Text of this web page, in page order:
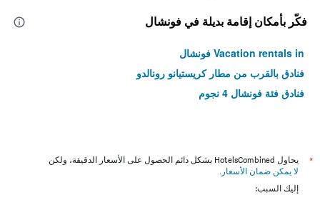
فكّر بأمكان إقامة بديلة في فونشال
Vacation rentals in فونشال
فنادق بالقرب من مطار كريستيانو رونالدو
فنادق فئة فونشال 4 نجوم
*
يحاول HotelsCombined بشكل دائم الحصول على الأسعار الدقيقة، ولكن
لا يمكن ضمان الأسعار .
إليك السبب: